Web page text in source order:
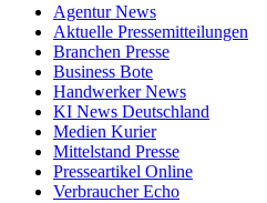
Agentur News
Aktuelle Pressemitteilungen
Branchen Presse
Business Bote
Handwerker News
KI News Deutschland
Medien Kurier
Mittelstand Presse
Presseartikel Online
Verbraucher Echo